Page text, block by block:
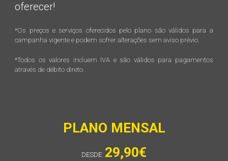
oferecer!
*Os preços e serviços oferecidos pelo plano são válidos para a
campanha vigente e podem sofrer alterações sem aviso prévio.
*Todos os valores incluem IVA e são válidos para pagamentos
através de débito direto.
PLANO MENSAL
DESDE: 29,90€